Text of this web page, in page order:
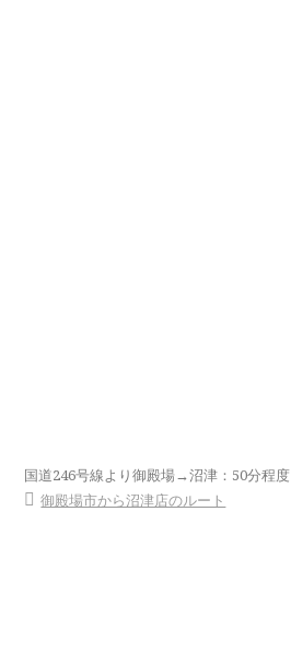
国道246号線より御殿場→沼津：50分程度
御殿場市から沼津店のルート